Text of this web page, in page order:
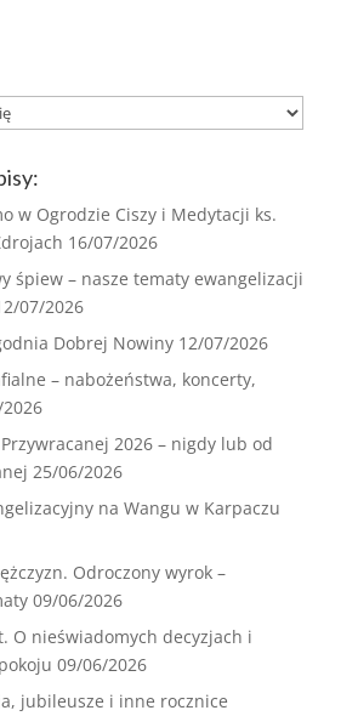
w Ogrodzie Ciszy i Medytacji ks.
16/07/2026
śpiew – nasze tematy ewangelizacji
07/2026
Dobrej Nowiny 12/07/2026
– nabożeństwa, koncerty,
2026 – nigdy lub od
25/06/2026
na Wangu w Karpaczu
Odroczony wyrok –
09/06/2026
O nieświadomych decyzjach i
09/06/2026
jubileusze i inne rocznice